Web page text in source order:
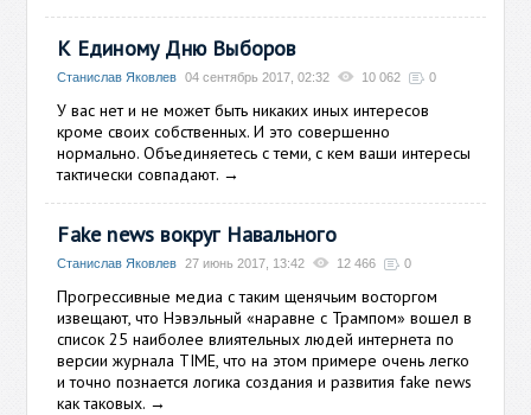
К Единому Дню Выборов
Станислав Яковлев 04 сентябрь 2017, 02:32 10 062 0
У вас нет и не может быть никаких иных интересов
кроме своих собственных. И это совершенно
нормально. Объединяетесь с теми, с кем ваши интересы
тактически совпадают. →
Fake news вокруг Навального
Станислав Яковлев 27 июнь 2017, 13:42 12 466 0
Прогрессивные медиа с таким щенячьим восторгом
извещают, что Нэвэльный «наравне с Трампом» вошел в
список 25 наиболее влиятельных людей интернета по
версии журнала TIME, что на этом примере очень легко
и точно познается логика создания и развития fake news
как таковых. →